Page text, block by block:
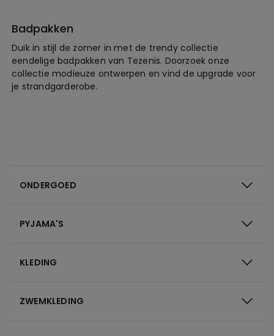
Badpakken
Duik in stijl de zomer in met de trendy collectie
eendelige badpakken van Tezenis. Doorzoek onze
collectie modieuze ontwerpen en vind de upgrade voor
je strandgarderobe.
ONDERGOED
PYJAMA'S
KLEDING
ZWEMKLEDING